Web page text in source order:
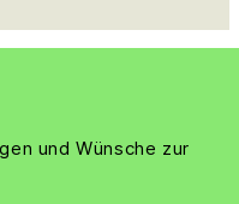
und Wünsche zur